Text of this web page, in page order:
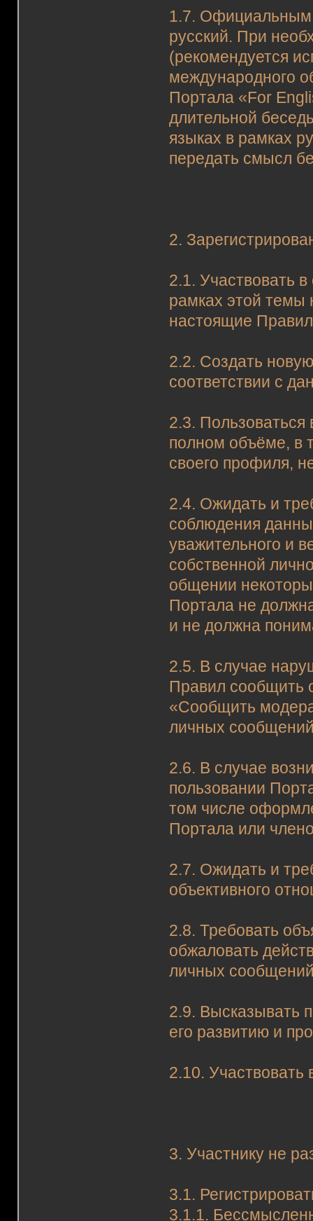
1.7. Официальным
русский. При
(рекомендуется
международного
Портала «For
длительной
языках в рамках
передать смысл
2.
2.1. Участвовать
рамках этой темы
настоящие
2.2. Создать
соответствии с
2.3.
полном объёме, в
своего профиля,
2.4. Ожидать и
соблюдения
уважительного и
собственной
общении
Портала не
и не должна
2.5. В случае
Правил сообщить
«Сообщить
личных
2.6. В случае
пользовании
том числе
Портала или
2.7. Ожидать и
объективного
2.8. Требовать
обжаловать
личных
2.9. Высказывать
его развитию и
2.10.
3. Участнику не
3.1.
3.1.1.